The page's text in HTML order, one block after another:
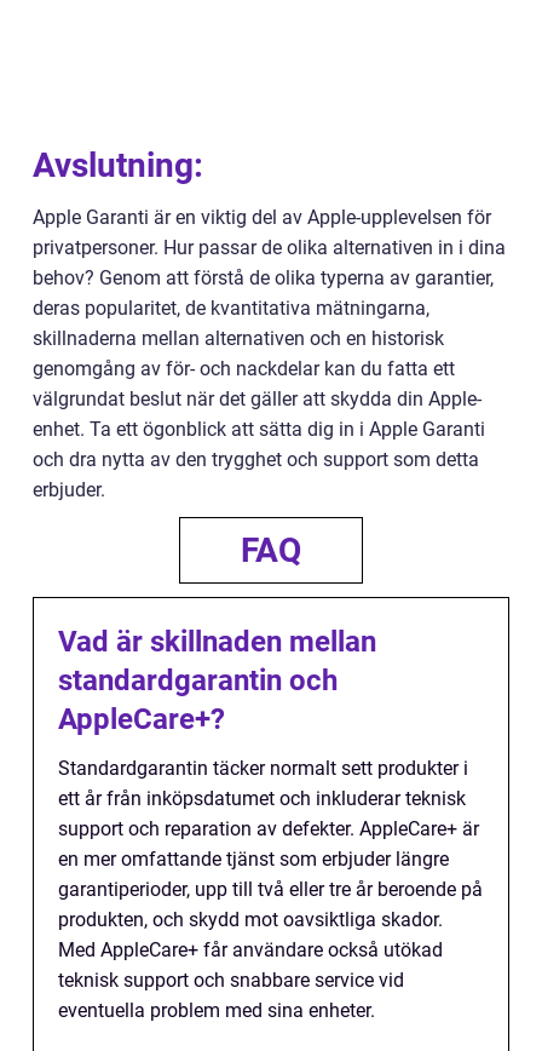
Avslutning:
Apple Garanti är en viktig del av Apple-upplevelsen för
privatpersoner. Hur passar de olika alternativen in i dina
behov? Genom att förstå de olika typerna av garantier,
deras popularitet, de kvantitativa mätningarna,
skillnaderna mellan alternativen och en historisk
genomgång av för- och nackdelar kan du fatta ett
välgrundat beslut när det gäller att skydda din Apple-
enhet. Ta ett ögonblick att sätta dig in i Apple Garanti
och dra nytta av den trygghet och support som detta
erbjuder.
FAQ
Vad är skillnaden mellan
standardgarantin och
AppleCare+?
Standardgarantin täcker normalt sett produkter i
ett år från inköpsdatumet och inkluderar teknisk
support och reparation av defekter. AppleCare+ är
en mer omfattande tjänst som erbjuder längre
garantiperioder, upp till två eller tre år beroende på
produkten, och skydd mot oavsiktliga skador.
Med AppleCare+ får användare också utökad
teknisk support och snabbare service vid
eventuella problem med sina enheter.